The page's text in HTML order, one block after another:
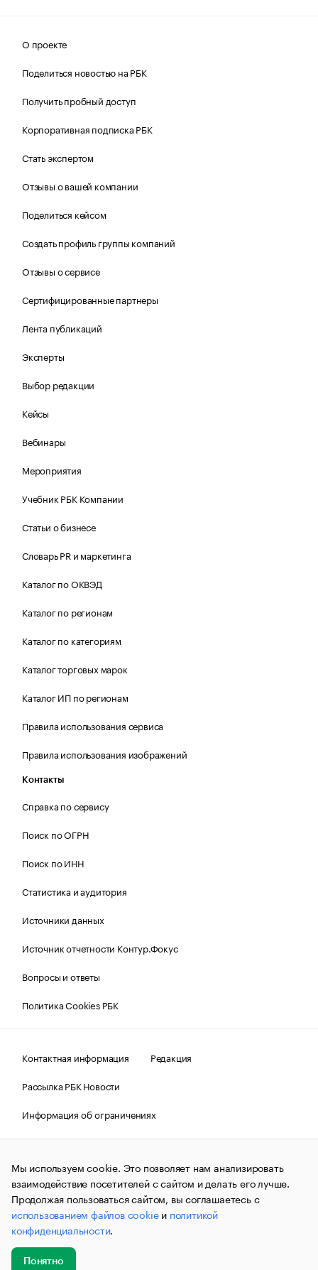
О проекте
Поделиться новостью на РБК
Получить пробный доступ
Корпоративная подписка РБК
Стать экспертом
Отзывы о вашей компании
Поделиться кейсом
Создать профиль группы компаний
Отзывы о сервисе
Сертифицированные партнеры
Лента публикаций
Эксперты
Выбор редакции
Кейсы
Вебинары
Мероприятия
Учебник РБК Компании
Статьи о бизнесе
Словарь PR и маркетинга
Каталог по ОКВЭД
Каталог по регионам
Каталог по категориям
Каталог торговых марок
Каталог ИП по регионам
Правила использования сервиса
Правила использования изображений
Контакты
Справка по сервису
Поиск по ОГРН
Поиск по ИНН
Статистика и аудитория
Источники данных
Источник отчетности Контур.Фокус
Вопросы и ответы
Политика Cookies РБК
Контактная информация
Редакция
Рассылка РБК Новости
Информация об ограничениях
Правовая информация
О соблюдении авторских прав
© АО «РОСБИЗНЕСКОНСАЛТИНГ»,1995–2026.Сообщения
и материалы информационного агентства «РБК»
(зарегистрировано Федеральной службой по надзору в сфере
связи, информационных технологий и массовых
коммуникаций (Роскомнадзор) 09.12.2015 за номером ИА
№ФС77-63848) сопровождаются пометкой «РБК». Отдельные
публикации могут содержать информацию,
не предназначенную для пользователей
до 18 лет.
Мы используем cookie. Это позволяет нам анализировать
взаимодействие посетителей с сайтом и делать его лучше.
Продолжая пользоваться сайтом, вы соглашаетесь с
использованием файлов cookieи политикой
конфиденциальности.
Понятно